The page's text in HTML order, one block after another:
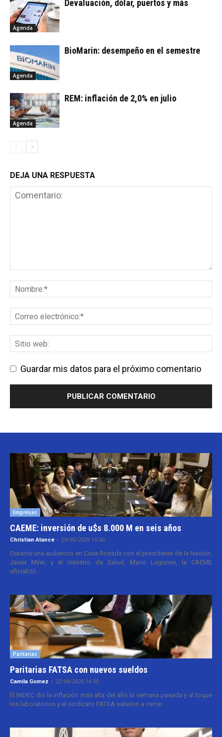
Agenda
Devaluación, dólar, puertos y más
Agenda
BioMarin: desempeño en el semestre
Agenda
REM: inflación de 2,0% en julio
DEJA UNA RESPUESTA
Guardar mis datos para el próximo comentario
Empresas
CAEME: inversión de u$s 8.000 M en seis años
Christian Atance - 29/05/2026 15:00
Durante una audiencia en Casa Rosada con el presidente de la Nación,
Javier Milei, y el ministro de Salud, Mario Lugones, la CAEME
oficializó...
Paritarias
Paritarias FATSA con nuevos sueldos
Camila Gomez - 22/04/2026 14:30
El INDEC dio la inflación más alta del año la semana pasada y al toque
los laboratorios y el sindicato FATSA salieron a cerrar...